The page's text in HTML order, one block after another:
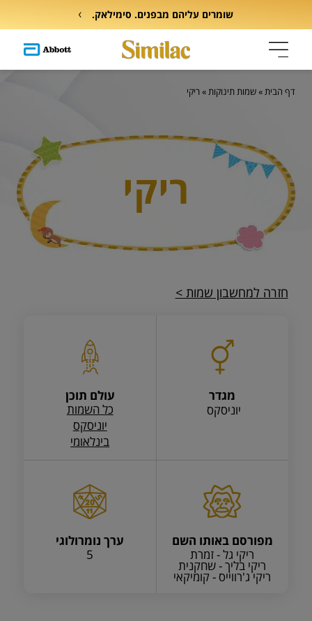
שומרים עליהם מבפנים. סימילאק.
ריקי
דף הבית»שמות תינוקות»ריקי
חזרה למחשבון שמות >
מגדר
יוניסקס
עולם תוכן
כל השמות
יוניסקס
בינלאומי
מפורסם באותו השם
ריקי גל - זמרת
ריקי בליך - שחקנית
ריקי ג'רווייס - קומיקאי
ערך נומרולוגי
5